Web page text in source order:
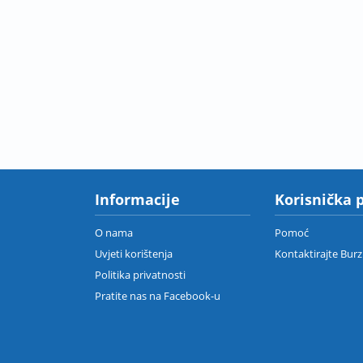
Informacije
O nama
Uvjeti korištenja
Politika privatnosti
Pratite nas na Facebook-u
Korisnička
Pomoć
Kontaktirajte